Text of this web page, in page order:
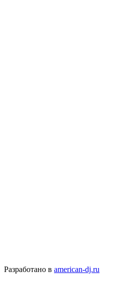
Разработано в american-dj.ru